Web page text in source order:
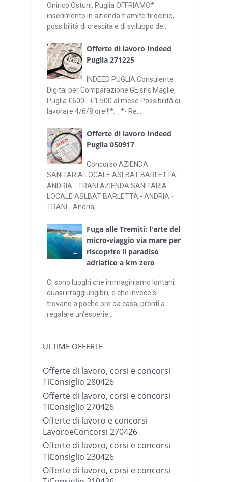
Onirico Ostuni, Puglia OFFRIAMO*
inserimento in azienda tramite tirocinio,
possibilità di crescita e di sviluppo de...
Offerte di lavoro Indeed
Puglia 271225
INDEED PUGLIA Consulente
Digital per Comparazione GE srls Maglie,
Puglia €600 - €1.500 al mese Possibilità di
lavorare:4/6/8 ore!!!*. _*- Re...
Offerte di lavoro Indeed
Puglia 050917
Concorso AZIENDA
SANITARIA LOCALE ASLBAT BARLETTA -
ANDRIA - TRANI AZIENDA SANITARIA
LOCALE ASLBAT BARLETTA - ANDRIA -
TRANI - Andria, ...
Fuga alle Tremiti: l'arte del
micro-viaggio via mare per
riscoprire il paradiso
adriatico a km zero
Ci sono luoghi che immaginiamo lontani,
quasi irraggiungibili, e che invece si
trovano a poche ore da casa, pronti a
regalare un'esperie...
ULTIME OFFERTE
Offerte di lavoro, corsi e concorsi
TiConsiglio 280426
Offerte di lavoro, corsi e concorsi
TiConsiglio 270426
Offerte di lavoro e concorsi
LavoroeConcorsi 270426
Offerte di lavoro, corsi e concorsi
TiConsiglio 230426
Offerte di lavoro, corsi e concorsi